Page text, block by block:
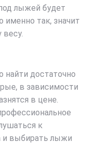
лыжей будет
так, значит
найти достаточно
в зависимости
в цене.
к
и выбирать лыжи